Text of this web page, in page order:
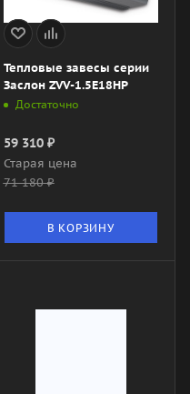
Тепловые завесы серии
Заслон ZVV-1.5E18HP
Достаточно
59 310₽
Старая цена
71 180₽
В КОРЗИНУ